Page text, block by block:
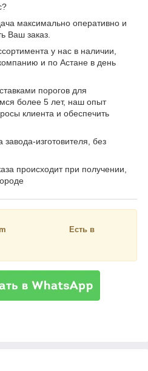
максимально оперативно и
Ваш заказ.
у нас в наличии,
и по Астане в день
порогов для
более 5 лет, наш опыт
клиента и обеспечить
изготовителя, без
происходит при получении,
Premium Есть в